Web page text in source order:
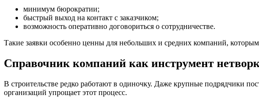
минимум бюрократии;
быстрый выход на контакт с заказчиком;
возможность оперативно договориться о сотрудничестве.
Такие заявки особенно ценны для небольших и средних компаний,
Справочник компаний как инструмент
В строительстве редко работают в одиночку. Даже крупные подрядчики
организаций упрощает этот процесс.